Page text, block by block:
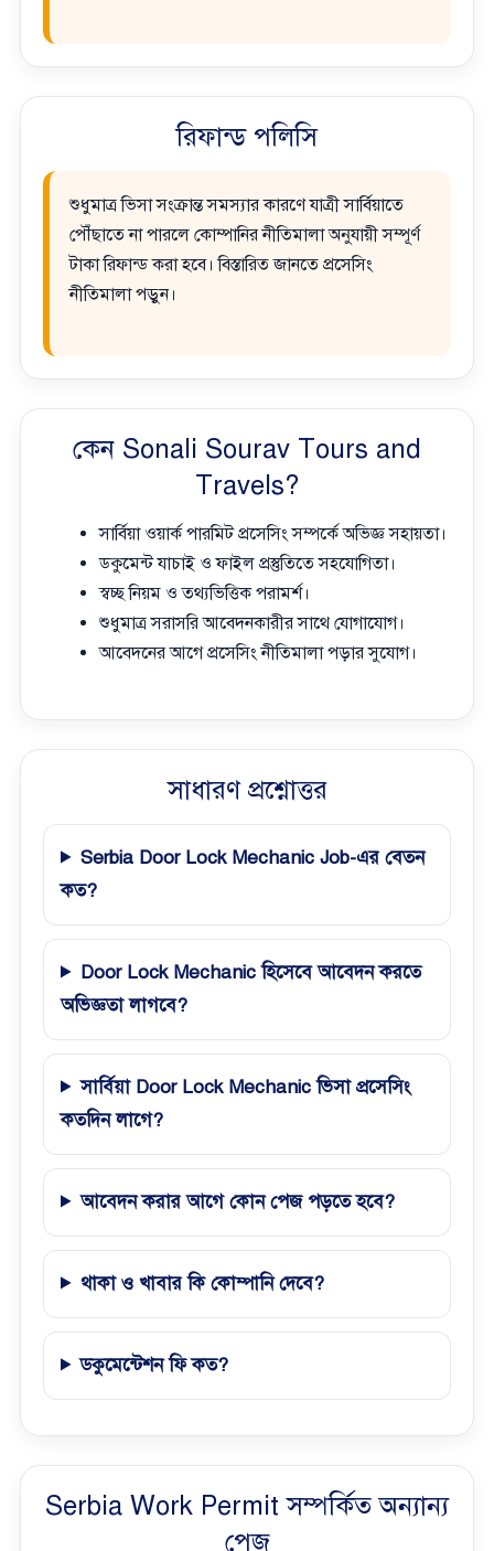
রিফান্ড পলিসি
শুধুমাত্র ভিসা সংক্রান্ত সমস্যার কারণে যাত্রী সার্বিয়াতে
পৌঁছাতে না পারলে কোম্পানির নীতিমালা অনুযায়ী সম্পূর্ণ
টাকা রিফান্ড করা হবে। বিস্তারিত জানতে প্রসেসিং
নীতিমালা পড়ুন।
কেন Sonali Sourav Tours and
Travels?
সার্বিয়া ওয়ার্ক পারমিট প্রসেসিং সম্পর্কে অভিজ্ঞ সহায়তা।
ডকুমেন্ট যাচাই ও ফাইল প্রস্তুতিতে সহযোগিতা।
স্বচ্ছ নিয়ম ও তথ্যভিত্তিক পরামর্শ।
শুধুমাত্র সরাসরি আবেদনকারীর সাথে যোগাযোগ।
আবেদনের আগে প্রসেসিং নীতিমালা পড়ার সুযোগ।
সাধারণ প্রশ্নোত্তর
Serbia Door Lock Mechanic Job-এর বেতন
কত?
Door Lock Mechanic হিসেবে আবেদন করতে
অভিজ্ঞতা লাগবে?
সার্বিয়া Door Lock Mechanic ভিসা প্রসেসিং
কতদিন লাগে?
আবেদন করার আগে কোন পেজ পড়তে হবে?
থাকা ও খাবার কি কোম্পানি দেবে?
ডকুমেন্টেশন ফি কত?
Serbia Work Permit সম্পর্কিত অন্যান্য
পেজ